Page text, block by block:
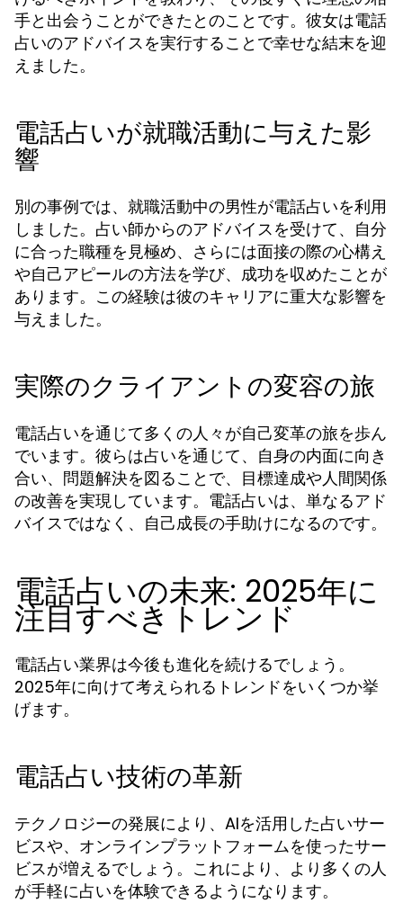
手と出会うことができたとのことです。彼女は電話
占いのアドバイスを実行することで幸せな結末を迎
えました。
電話占いが就職活動に与えた影
響
別の事例では、就職活動中の男性が電話占いを利用
しました。占い師からのアドバイスを受けて、自分
に合った職種を見極め、さらには面接の際の心構え
や自己アピールの方法を学び、成功を収めたことが
あります。この経験は彼のキャリアに重大な影響を
与えました。
実際のクライアントの変容の旅
電話占いを通じて多くの人々が自己変革の旅を歩ん
でいます。彼らは占いを通じて、自身の内面に向き
合い、問題解決を図ることで、目標達成や人間関係
の改善を実現しています。電話占いは、単なるアド
バイスではなく、自己成長の手助けになるのです。
電話占いの未来: 2025年に
注目すべきトレンド
電話占い業界は今後も進化を続けるでしょう。
2025年に向けて考えられるトレンドをいくつか挙
げます。
電話占い技術の革新
テクノロジーの発展により、AIを活用した占いサー
ビスや、オンラインプラットフォームを使ったサー
ビスが増えるでしょう。これにより、より多くの人
が手軽に占いを体験できるようになります。